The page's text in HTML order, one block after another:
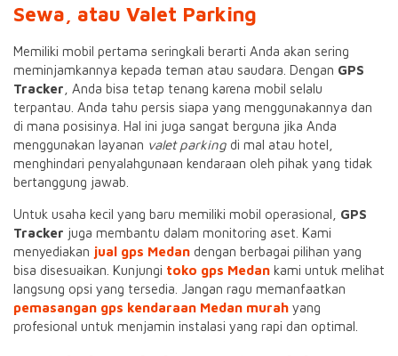
Sewa, atau Valet Parking
Memiliki mobil pertama seringkali berarti Anda akan sering
meminjamkannya kepada teman atau saudara. Dengan GPS
Tracker , Anda bisa tetap tenang karena mobil selalu
terpantau. Anda tahu persis siapa yang menggunakannya dan
di mana posisinya. Hal ini juga sangat berguna jika Anda
menggunakan layanan valet parking di mal atau hotel,
menghindari penyalahgunaan kendaraan oleh pihak yang tidak
bertanggung jawab.
Untuk usaha kecil yang baru memiliki mobil operasional, GPS
Tracker juga membantu dalam monitoring aset. Kami
menyediakan jual gps Medan dengan berbagai pilihan yang
bisa disesuaikan. Kunjungi toko gps Medan kami untuk melihat
langsung opsi yang tersedia. Jangan ragu memanfaatkan
pemasangan gps kendaraan Medan murah yang
profesional untuk menjamin instalasi yang rapi dan optimal.